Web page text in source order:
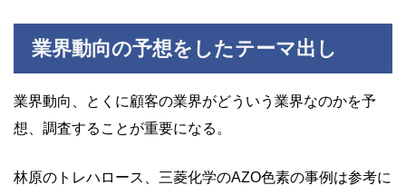
業界動向の予想をしたテーマ出し
業界動向、とくに顧客の業界がどういう業界なのかを予
想、調査することが重要になる。
林原のトレハロース、三菱化学のAZO色素の事例は参考に